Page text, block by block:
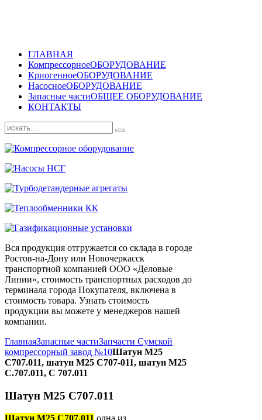
ГЛАВНАЯ
КомпрессорноеОБОРУДОВАНИЕ
КриогенноеОБОРУДОВАНИЕ
НасосноеОБОРУДОВАНИЕ
Запасные частиОБЩЕЕ ОБОРУДОВАНИЕ
КОНТАКТЫ
Вся продукция отгружается со склада в городе
Ростов-на-Дону или Новочеркасск
транспортной компанией ООО «Деловые
Линии», стоимость транспортных расходов до
терминала города Покупателя, включена в
стоимость товара. Узнать стоимость
продукции вы можете у менеджеров нашей
компании.
ГлавнаяЗапасные частиЗапчасти Сумской
компрессорный завод №10Шатун М25
С707.011, шатун М25 С707-011, шатун М25
С.707.011, С 707.011
Шатун М25 С707.011